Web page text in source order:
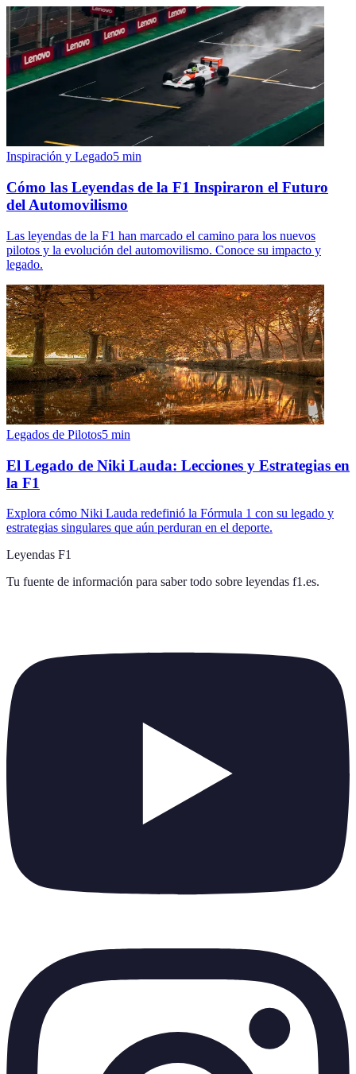
Inspiración y Legado5 min
Cómo las Leyendas de la F1 Inspiraron el Futuro
del Automovilismo
Las leyendas de la F1 han marcado el camino para los nuevos
pilotos y la evolución del automovilismo. Conoce su impacto y
legado.
Legados de Pilotos5 min
El Legado de Niki Lauda: Lecciones y Estrategias en
la F1
Explora cómo Niki Lauda redefinió la Fórmula 1 con su legado y
estrategias singulares que aún perduran en el deporte.
Leyendas F1
Tu fuente de información para saber todo sobre leyendas f1.es.